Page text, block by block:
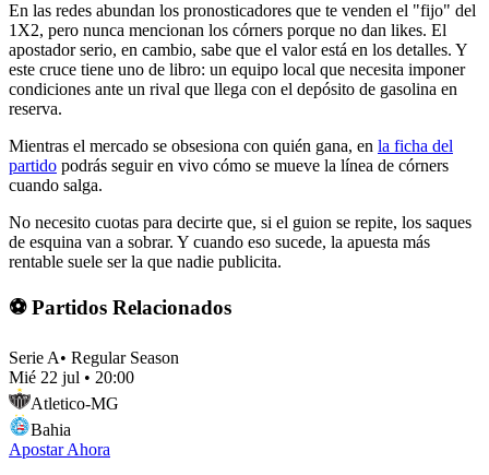
En las redes abundan los pronosticadores que te venden el "fijo" del
1X2, pero nunca mencionan los córners porque no dan likes. El
apostador serio, en cambio, sabe que el valor está en los detalles. Y
este cruce tiene uno de libro: un equipo local que necesita imponer
condiciones ante un rival que llega con el depósito de gasolina en
reserva.
Mientras el mercado se obsesiona con quién gana, en la ficha del
partido podrás seguir en vivo cómo se mueve la línea de córners
cuando salga.
No necesito cuotas para decirte que, si el guion se repite, los saques
de esquina van a sobrar. Y cuando eso sucede, la apuesta más
rentable suele ser la que nadie publicita.
⚽ Partidos Relacionados
Serie A• Regular Season
Mié 22 jul • 20:00
Atletico-MG
Bahia
Apostar Ahora